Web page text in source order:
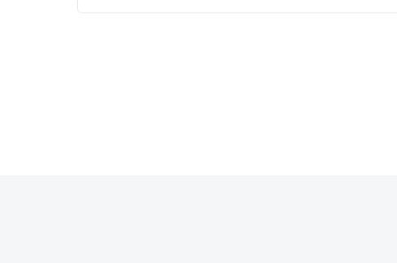
chcecie natknac sie na spaslych